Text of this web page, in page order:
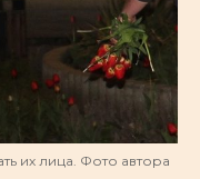
их лица. Фото автора